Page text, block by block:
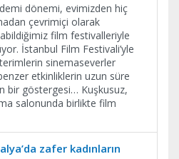
dönemi, evimizden hiç
çevrimiçi olarak
film festivalleriyle
İstanbul Film Festivali’yle
sinemaseverler
etkinliklerin uzun süre
bir göstergesi… Kuşkusuz,
salonunda birlikte film
zafer kadınların